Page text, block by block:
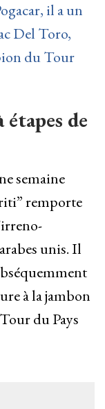
il a un
Del Toro,
du Tour
de
semaine
remporte
unis. Il
à la jambon
du Pays